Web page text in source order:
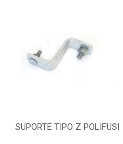
SUPORTE TIPO Z POLIFUSI